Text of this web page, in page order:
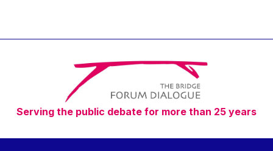
Serving the public debate for more than 25 years